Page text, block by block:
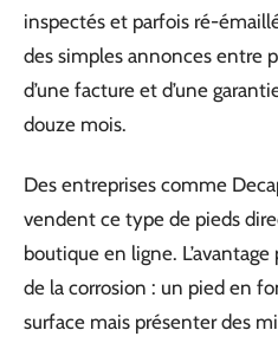
inspectés et parfois ré-
des simples annonces entre
d’une facture et d’une
douze mois.
Des entreprises comme
vendent ce type de pieds
boutique en ligne.
de la corrosion : un pied en
surface mais présenter des